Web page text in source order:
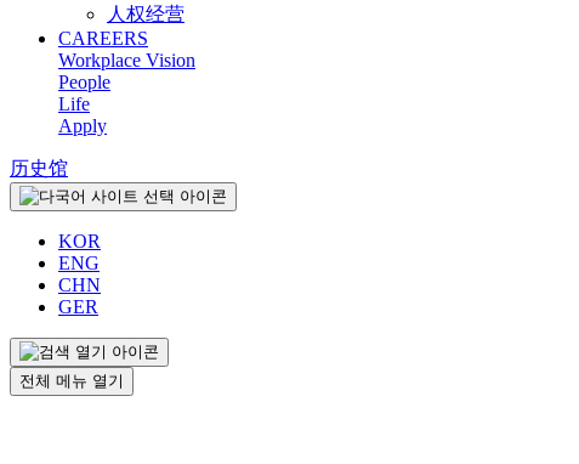
人权经营
CAREERS
Workplace Vision
People
Life
Apply
历史馆
KOR
ENG
CHN
GER
전체 메뉴 열기